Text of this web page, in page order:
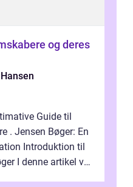
og deres
Guide til
. Jensen Bøger: En
Introduktion til
I denne artikel vil